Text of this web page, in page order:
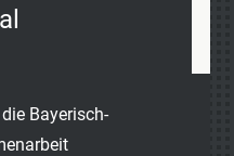
Bayerisch-